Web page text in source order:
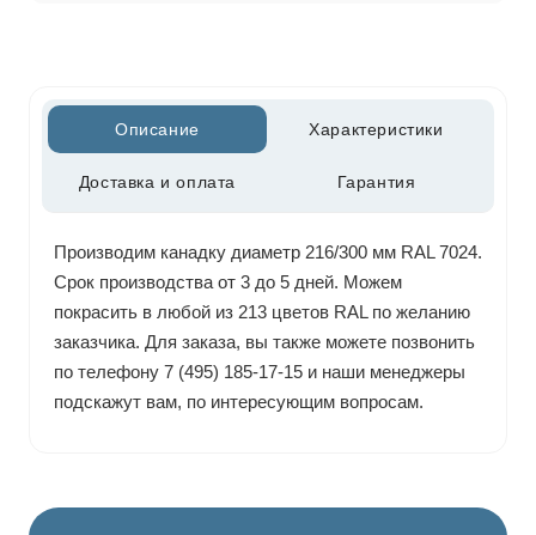
Описание Характеристики
Доставка и оплата Гарантия
Производим канадку диаметр 216/300 мм RAL 7024.
Срок производства от 3 до 5 дней. Можем
покрасить в любой из 213 цветов RAL по желанию
заказчика. Для заказа, вы также можете позвонить
по телефону 7 (495) 185-17-15 и наши менеджеры
подскажут вам, по интересующим вопросам.